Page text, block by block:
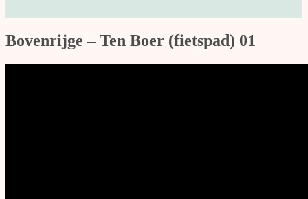
Bovenrijge – Ten Boer (fietspad) 01